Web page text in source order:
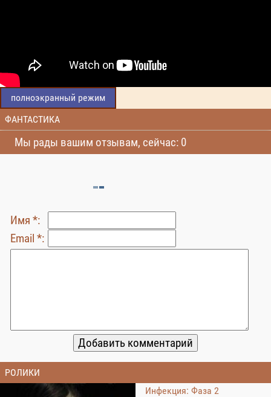
полноэкранный режим
ФАНТАСТИКА
Мы рады вашим отзывам, сейчас: 0
Имя *:
Email *:
РОЛИКИ
Инфекция: Фаза 2